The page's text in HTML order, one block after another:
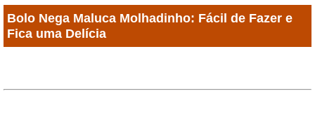
Bolo Nega Maluca Molhadinho: Fácil de Fazer e
Fica uma Delícia